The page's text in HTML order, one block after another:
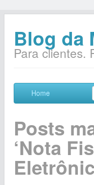
Blog da
Para clientes.
Home
Posts
‘Nota